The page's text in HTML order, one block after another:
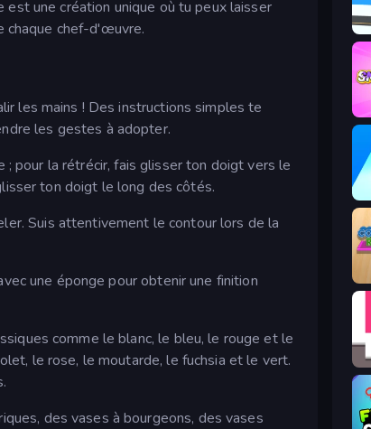
une création unique où tu peux laisser
chaque chef-d'œuvre.
les mains ! Des instructions simples te
les gestes à adopter.
pour la rétrécir, fais glisser ton doigt vers le
ton doigt le long des côtés.
Suis attentivement le contour lors de la
une éponge pour obtenir une finition
comme le blanc, le bleu, le rouge et le
le rose, le moutarde, le fuchsia et le vert.
des vases à bourgeons, des vases